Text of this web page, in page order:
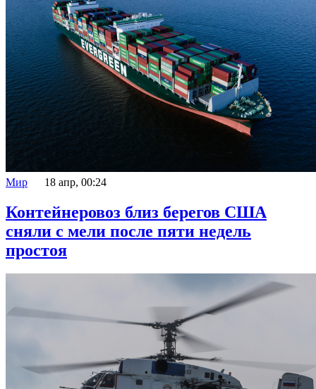
Мир 18 апр, 00:24
Контейнеровоз близ берегов США
сняли с мели после пяти недель
простоя